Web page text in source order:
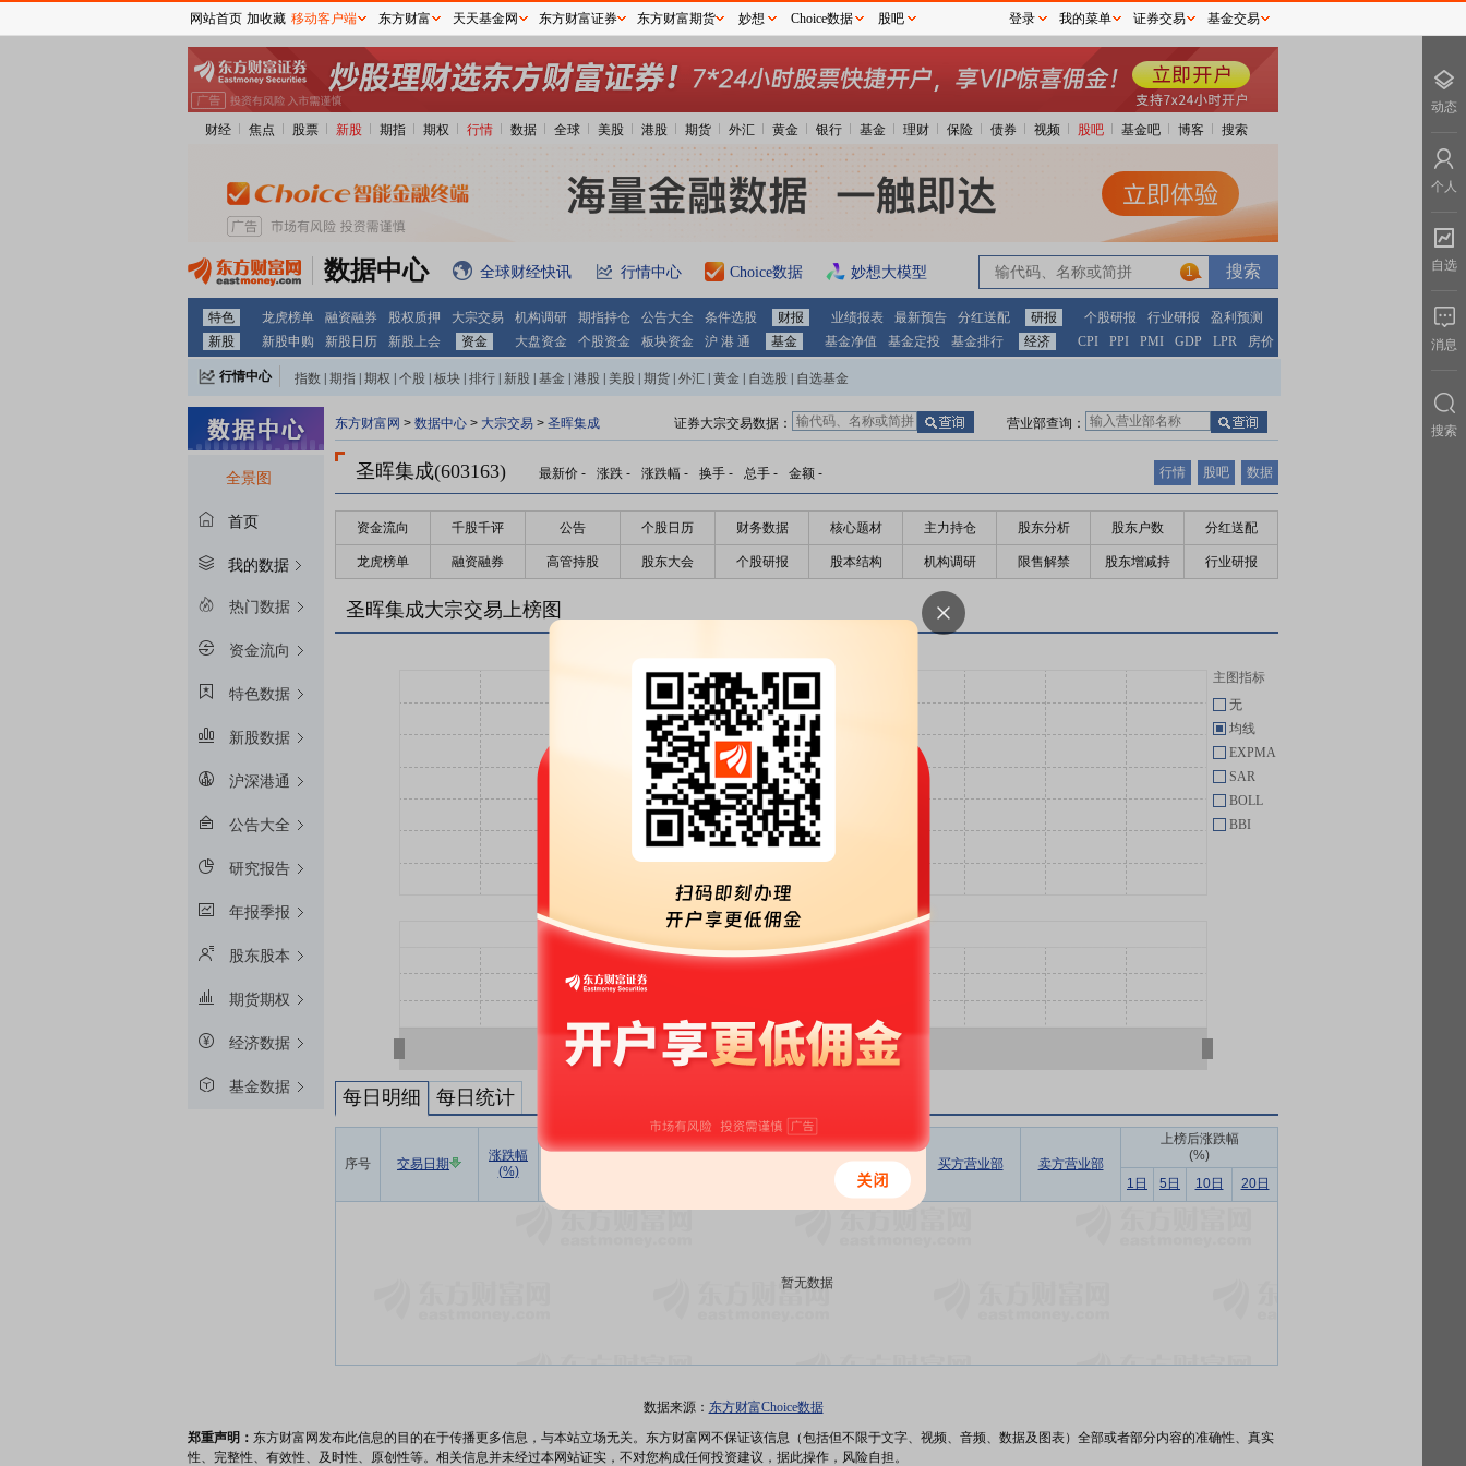
财经 焦点 股票 新股 期指 期权 行情 数据 全球 美股 港股 期货 外汇 黄金 银行 基金 理财 保险 债券 视频 股吧 基金吧 博客 搜索
数据中心 全球财经快讯 行情中心 Choice数据 妙想大模型 1
特色 龙虎榜单 融资融券 股权质押 大宗交易 机构调研 期指持仓 公告大全 条件选股 财报 业绩报表 最新预告 分红送配 研报 个股研报 行业研报
盈利预测
新股
新股申购 新股日历 新股上会 资金 大盘资金 个股资金 板块资金 沪 港 通 基金 基金净值 基金定投 基金排行 经济 CPI PPI PMI GDP LPR 房价
行情中心 指数 期指 期权 个股 板块 排行 新股 基金 港股 美股 期货 外汇 黄金 自选股 自选基金
全景图
首页
我的数据
热门数据
资金流向
特色数据
新股数据
沪深港通
公告大全
研究报告
年报季报
股东股本
期货期权
经济数据
基金数据
东方财富网 > 数据中心 > 大宗交易 > 圣晖集成 营业部查询：
证券大宗交易数据：
圣晖集成(603163) 最新价 - 涨跌 - 涨跌幅 - 换手 - 总手 - 金额 - 行情 股吧 数据
资金流向 千股千评 公告 个股日历 财务数据 核心题材 主力持仓 股东分析 股东户数 分红送配
龙虎榜单 融资融券 高管持股 股东大会 个股研报 股本结构 机构调研 限售解禁 股东增减持 行业研报
圣晖集成大宗交易上榜图
主图指标
无
均线
EXPMA
SAR
BOLL
BBI
每日明细 每日统计
序号 交易日期
涨跌幅
(%)
收盘价
成交价
折溢率
成交量
成交额
成交额/
流通市值
买方营业部 卖方营业部
上榜后涨跌幅
(%)
1日
5日 10日 20日
暂无数据
数据来源： 东方财富Choice数据
郑重声明： 东方财富网发布此信息的目的在于传播更多信息，与本站立场无关。东方财富网不保证该信息（包括但不限于文字、视频、音频、数据及图表）全部或者部分内容的准确性、真实
性、完整性、有效性、及时性、原创性等。相关信息并未经过本网站证实，不对您构成任何投资建议，据此操作，风险自担。
网站首页 加收藏 移动客户端 东方财富 天天基金网 东方财富证券 东方财富期货 妙想 Choice数据 股吧 登录 我的菜单 证券交易 基金交易
动态
个人
自选
消息
搜索